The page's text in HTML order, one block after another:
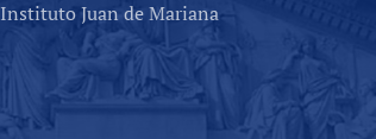
Instituto Juan de Mariana